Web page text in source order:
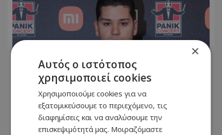
Τροχαίο για τον γνωστό ράπερ Mike
×
Αυτός ο ιστότοπος
χρησιμοποιεί cookies
Χρησιμοποιούμε cookies για να
εξατομικεύσουμε το περιεχόμενο, τις
διαφημίσεις και να αναλύσουμε την
επισκεψιμότητά μας. Μοιραζόμαστε